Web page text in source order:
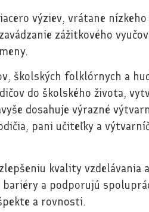
výziev, vrátane
zážitkového
školských folklórnych a
do školského života,
dosahuje výrazné
pani učiteľky a
kvality vzdelávania
a podporujú
a rovnosti.